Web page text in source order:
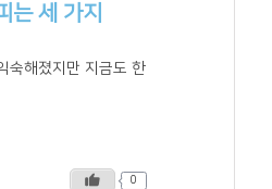
는 세 가지
숙해졌지만 지금도 한
0